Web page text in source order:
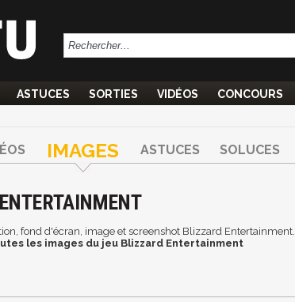
ASTUCES SORTIES VIDÉOS CONCOURS
IMAGES ASTUCES SOLUCES
fond d'écran, image et screenshot Blizzard Entertainment.
les images du jeu Blizzard Entertainment